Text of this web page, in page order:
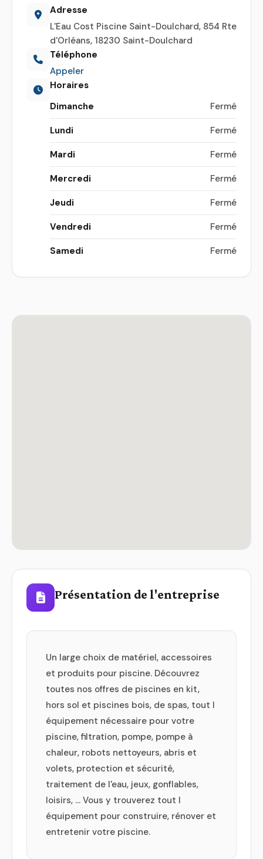
Adresse
L'Eau Cost Piscine Saint-Doulchard, 854 Rte
d'Orléans, 18230 Saint-Doulchard
Téléphone
Appeler
Horaires
Dimanche
Fermé
Lundi Fermé
Mardi Fermé
Mercredi Fermé
Jeudi Fermé
Vendredi Fermé
Samedi Fermé
Présentation de l'entreprise
Un large choix de matériel, accessoires
et produits pour piscine. Découvrez
toutes nos offres de piscines en kit,
hors sol et piscines bois, de spas, tout l
équipement nécessaire pour votre
piscine, filtration, pompe, pompe à
chaleur, robots nettoyeurs, abris et
volets, protection et sécurité,
traitement de l'eau, jeux, gonflables,
loisirs, … Vous y trouverez tout l
équipement pour construire, rénover et
entretenir votre piscine.